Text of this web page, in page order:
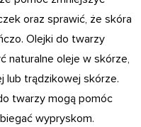
oraz sprawić, że skóra
Olejki do twarzy
naturalne oleje w skórze,
lub trądzikowej skórze.
twarzy mogą pomóc
wypryskom.